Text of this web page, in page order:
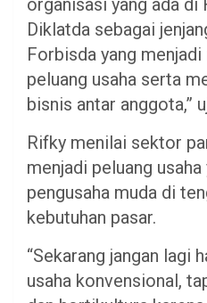
organisasi yang ada di
Diklatda sebagai
Forbisda yang
peluang usaha serta
bisnis antar anggota,”
Rifky menilai sektor
menjadi peluang
pengusaha muda di
kebutuhan pasar.
“Sekarang jangan lagi
usaha konvensional,